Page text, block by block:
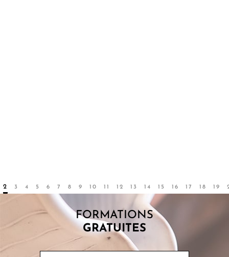
2 3 4 5 6 7 8 9 10 11 12 13 14 15 16 17 18 19
FORMATIONS
GRATUITES